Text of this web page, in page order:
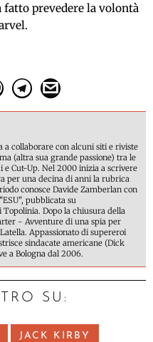
fatto prevedere la volontà
a collaborare con alcuni siti e riviste
(altra sua grande passione) tra le
Cut-Up. Nel 2000 inizia a scrivere
per una decina di anni la rubrica
conosce Davide Zamberlan con
pubblicata su
Topolinia. Dopo la chiusura della
- Avventure di una spia per
Appassionato di supereroi
sindacate americane (Dick
a Bologna dal 2006.
SU:
JACK KIRBY